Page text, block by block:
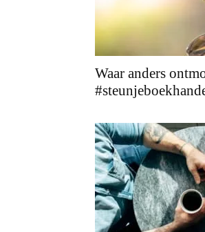
Waar anders